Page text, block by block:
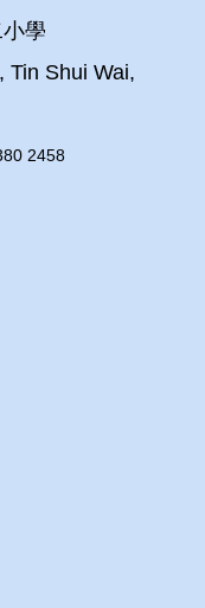
學
Tin Shui Wai,
2458